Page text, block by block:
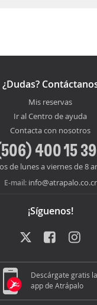
¿Dudas?
Mis reservas
Ir al Centro de ayuda
Contacta con nosotros
400 15
de lunes a viernes de 8
E-mail: info@atrapalo.co.cr
¡Síguenos!
Descárgate gratis la
app de Atrápalo